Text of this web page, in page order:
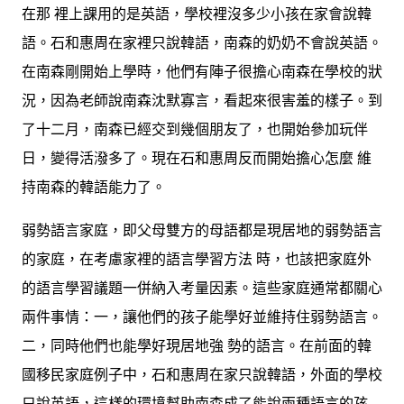
在那 裡上課用的是英語，學校裡沒多少小孩在家會說韓
語。石和惠周在家裡只說韓語，南森的奶奶不會說英語。
在南森剛開始上學時，他們有陣子很擔心南森在學校的狀
況，因為老師說南森沈默寡言，看起來很害羞的樣子。到
了十二月，南森已經交到幾個朋友了，也開始參加玩伴
日，變得活潑多了。現在石和惠周反而開始擔心怎麼 維
持南森的韓語能力了。
弱勢語言家庭，即父母雙方的母語都是現居地的弱勢語言
的家庭，在考慮家裡的語言學習方法 時，也該把家庭外
的語言學習議題一併納入考量因素。這些家庭通常都關心
兩件事情：一，讓他們的孩子能學好並維持住弱勢語言。
二，同時他們也能學好現居地強 勢的語言。在前面的韓
國移民家庭例子中，石和惠周在家只說韓語，外面的學校